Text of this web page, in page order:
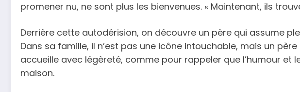
promener nu, ne sont plus les bienvenues. « Maintenant, ils
Derrière cette autodérision, on découvre un père qui assume
Dans sa famille, il n’est pas une icône intouchable, mais un
accueille avec légèreté, comme pour rappeler que l’humour
maison.